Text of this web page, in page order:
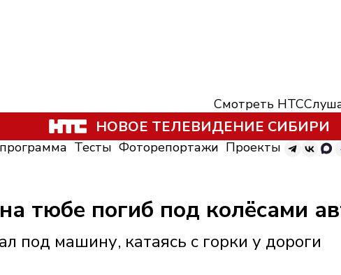
Смотреть НТС
НОВОЕ ТЕЛЕВИДЕНИЕ СИБИРИ
Тесты Фоторепортажи Проекты
тюбе погиб под колёсами
под машину, катаясь с горки у дороги